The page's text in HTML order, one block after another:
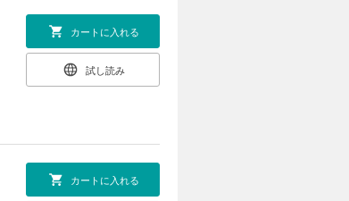
カートに入れる
試し読み
カートに入れる